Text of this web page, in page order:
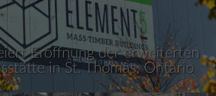
Eröffnung der erweiterten
in St. Thomas, Ontario